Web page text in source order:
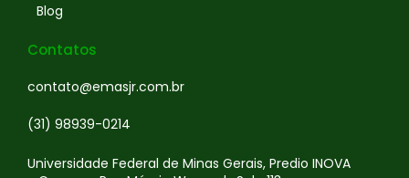
Blog
Contatos
contato@emasjr.com.br
(31) 98939-0214
Universidade Federal de Minas Gerais, Predio INOVA